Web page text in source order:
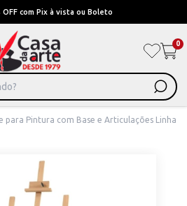
OFF com Pix à vista ou Boleto
0
para Pintura com Base e Articulações Linha